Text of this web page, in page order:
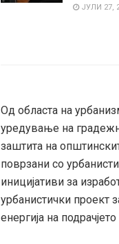
ЈУЛИ 27,
Од областа на
уредување на
заштита на
поврзани со
иницијативи за
урбанистички проект
енергија на